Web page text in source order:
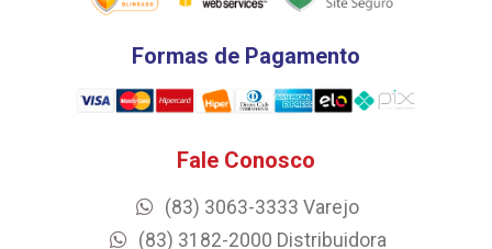
Formas de Pagamento
Fale Conosco
(83) 3063-3333 Varejo
(83) 3182-2000 Distribuidora